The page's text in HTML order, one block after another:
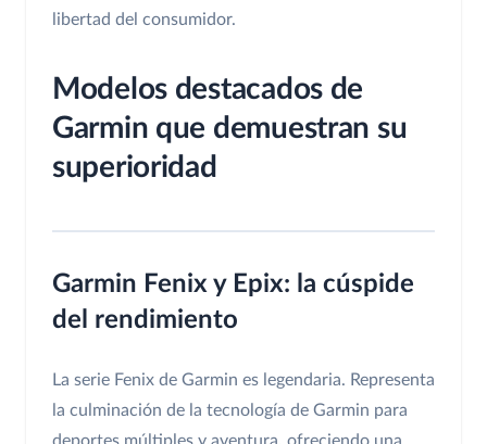
libertad del consumidor.
Modelos destacados de
Garmin que demuestran su
superioridad
Garmin Fenix y Epix: la cúspide
del rendimiento
La serie Fenix de Garmin es legendaria. Representa
la culminación de la tecnología de Garmin para